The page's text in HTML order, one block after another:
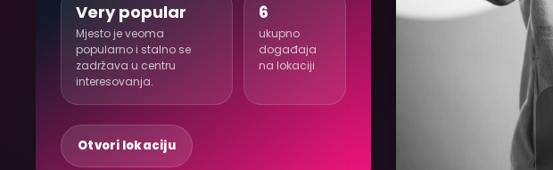
Very popular
Mjesto je veoma
popularno i stalno se
zadržava u centru
interesovanja.
6
ukupno
događaja
na lokaciji
Otvori lokaciju